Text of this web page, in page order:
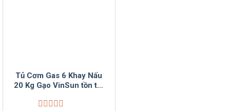
Tủ Cơm Gas 6 Khay Nấu
20 Kg Gạo VinSun tồn tốt